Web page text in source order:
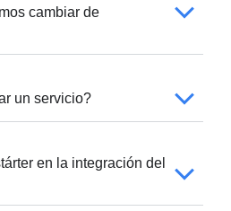
cambiar de
un servicio?
en la integración del